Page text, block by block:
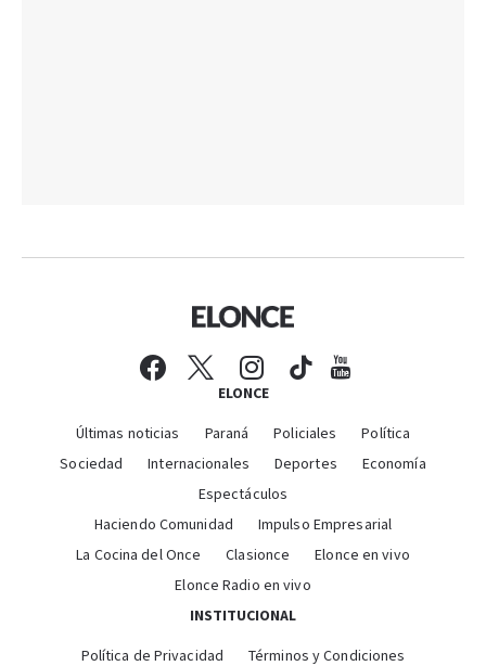
ELONCE
Últimas noticias Paraná Policiales
Política
Sociedad
Internacionales Deportes
Economía
Espectáculos
Haciendo Comunidad
Impulso Empresarial
La Cocina del Once
Clasionce
Elonce en vivo
Elonce Radio en vivo
INSTITUCIONAL
Política de Privacidad Términos y Condiciones